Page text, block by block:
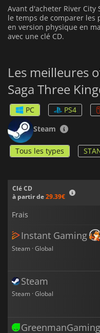
Avant d'acheter River City
le temps de comparer
en version physique en
avec une clé CD.
Les meilleures
Saga Three
PC PS4
Steam
Tous les types
Clé CD
à partir de29.39€
Frais
Instant Gaming
Steam · Global
Steam
Steam · Global
GreenmanGaming